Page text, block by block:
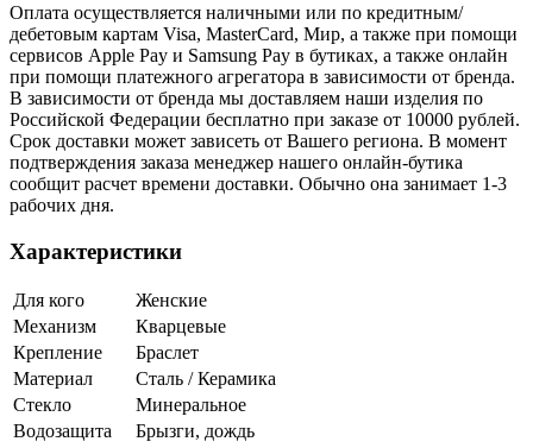
Оплата осуществляется наличными или по кредитным/
дебетовым картам Visa, MasterCard, Мир, а также при помощи
сервисов Apple Pay и Samsung Pay в бутиках, а также онлайн
при помощи платежного агрегатора в зависимости от бренда.
В зависимости от бренда мы доставляем наши изделия по
Российской Федерации бесплатно при заказе от 10000 рублей.
Срок доставки может зависеть от Вашего региона. В момент
подтверждения заказа менеджер нашего онлайн-бутика
сообщит расчет времени доставки. Обычно она занимает 1-3
рабочих дня.
Характеристики
Для кого
Женские
Механизм
Кварцевые
Крепление
Браслет
Материал
Сталь / Керамика
Стекло
Минеральное
Водозащита
Брызги, дождь